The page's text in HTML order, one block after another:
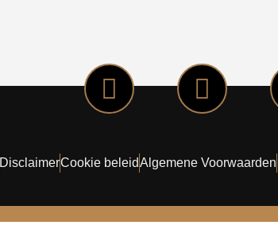
DisclaimerCookie beleidAlgemene Voorwaarden